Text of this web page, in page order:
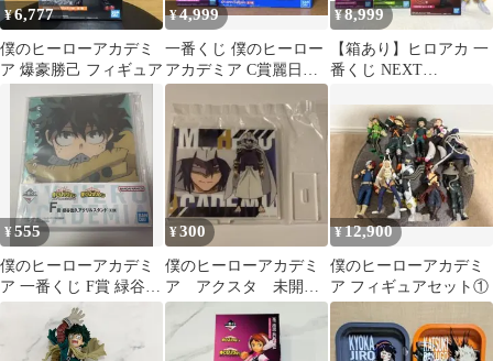
¥6,777
僕のヒーローアカデミ
ア 爆豪勝己 フィギュア
¥4,999
一番くじ 僕のヒーロー
アカデミア C賞麗日お
茶子 A賞オールマイト
フィギュア
¥8,999
【箱あり】ヒロアカ 一
番くじ NEXT
ュア 4点
¥555
僕のヒーローアカデミ
ア 一番くじ F賞 緑谷出
久 アクリルスタンド
¥300
僕のヒーローアカデミ
ア アクスタ 未開
封 一番くじ
¥12,900
僕のヒーローアカデミ
ア フィギュアセット①